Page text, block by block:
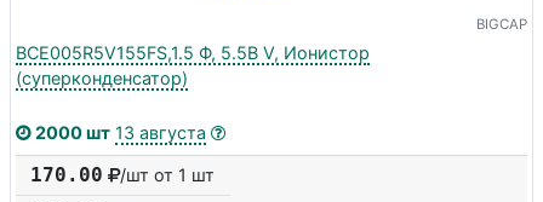
BIGCAP
BCE005R5V155FS,1.5 Ф, 5.5В V, Ионистор
(суперконденсатор)
2000 шт 13 августа
170.00 /шт от 1 шт